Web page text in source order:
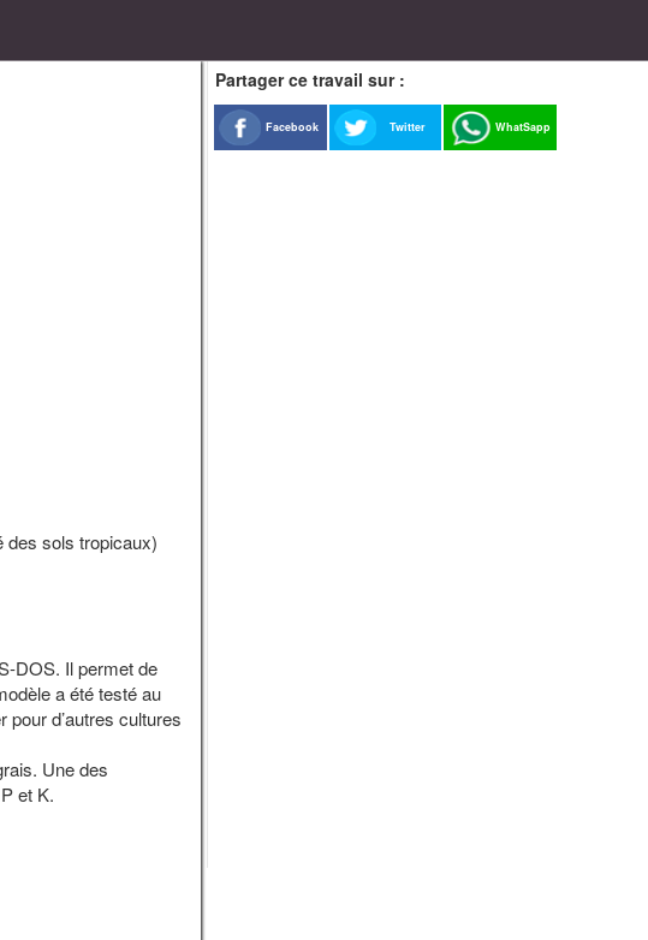
des sols tropicaux)
DOS. Il permet de
a été testé au
d’autres cultures
Une des
et K.
Partager ce travail sur :
Facebook Twitter WhatSapp